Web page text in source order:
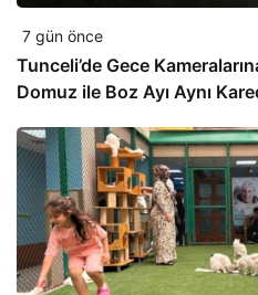
7 gün önce
Tunceli’de Gece
Domuz ile Boz Ayı Aynı